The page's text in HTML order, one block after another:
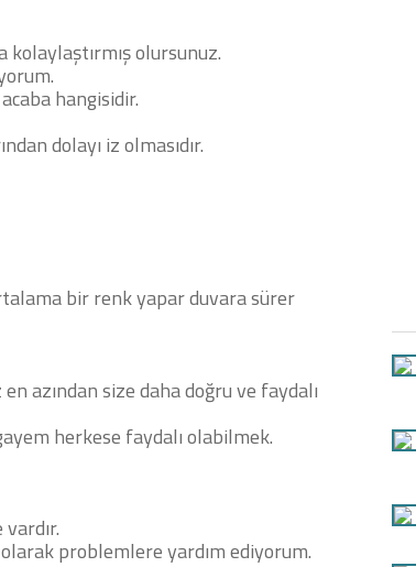
olursunuz.
hangisidir.
dolayı iz olmasıdır.
bir renk yapar duvara sürer
azından size daha doğru ve faydalı
herkese faydalı olabilmek.
problemlere yardım ediyorum.